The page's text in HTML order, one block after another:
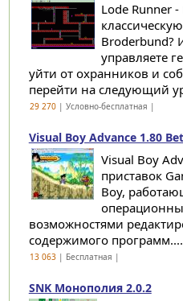
Lode Runner
Broderbund?
управляете
уйти от охранников и
перейти на следующий
29 270| Условно-бесплатная |
Visual Boy Advance 1.80
Visual Boy
приставок
Boy,
возможностями
содержимого программ....
13 063| Бесплатная |
SNK Монополия 2.0.2